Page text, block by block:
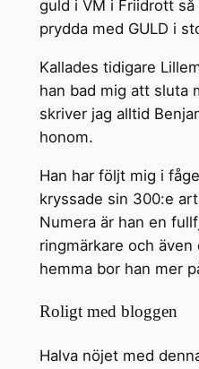
guld i VM i Friidrott
prydda med GULD i
Kallades tidigare
han bad mig att sluta
skriver jag alltid
honom.
Han har följt mig i
kryssade sin 300:e
Numera är han en
ringmärkare och
hemma bor han mer
Roligt med bloggen
Halva nöjet med